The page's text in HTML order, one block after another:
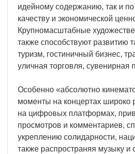
идейному содержанию, так и
качеству и экономической
Крупномасштабные
также способствуют развитию
туризм, гостиничный бизнес,
уличная торговля, сувенирная
Особенно «абсолютно
моменты на концертах широко
на цифровых платформах,
просмотров и комментариев,
укреплению солидарности,
также распространяя музыку и